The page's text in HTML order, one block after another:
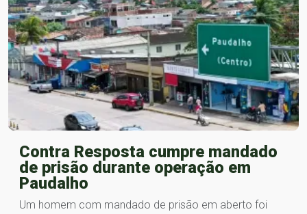
Contra Resposta cumpre mandado
de prisão durante operação em
Paudalho
Um homem com mandado de prisão em aberto foi